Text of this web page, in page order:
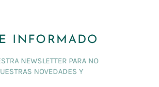
INFORMADO
NEWSLETTER PARA NO
NOVEDADES Y